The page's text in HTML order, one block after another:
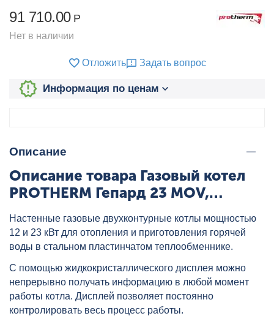
91 710.00 Р
Нет в наличии
Отложить Задать вопрос
Информация по ценам
Описание
Описание товара Газовый котел
PROTHERM Гепард 23 MOV,
Настенные газовые двухконтурные котлы мощностью
12 и 23 кВт для отопления и приготовления горячей
воды в стальном пластинчатом теплообменнике.
С помощью жидкокристаллического дисплея можно
непрерывно получать информацию в любой момент
работы котла. Дисплей позволяет постоянно
контролировать весь процесс работы.